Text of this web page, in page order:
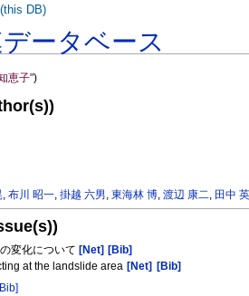
ータベース
恵子")
,布川 昭一,掛越 六男,東海林 博,渡辺 康二, 田中
変化について [Net] [Bib]
at the landslide area [Net]
[Bib]
DB)